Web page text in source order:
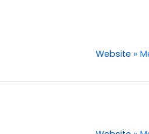
Website »